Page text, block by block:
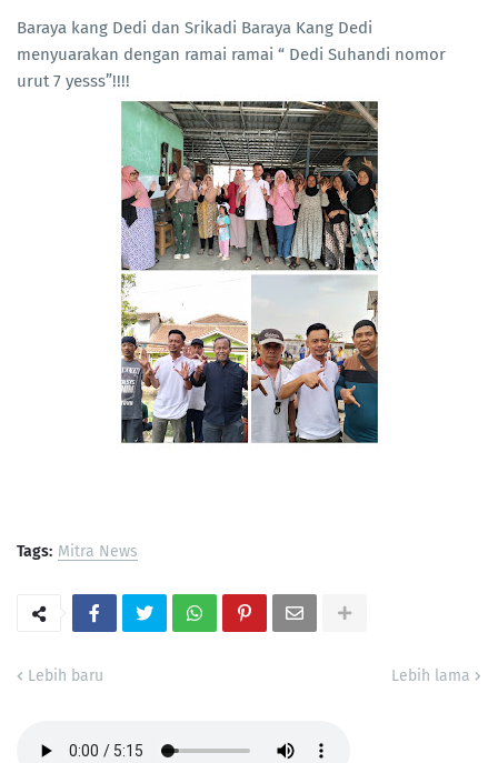
Baraya kang Dedi dan Srikadi Baraya Kang Dedi
menyuarakan dengan ramai ramai “ Dedi Suhandi nomor
urut 7 yesss”!!!!
Tags: Mitra News
Lebih baru Lebih lama